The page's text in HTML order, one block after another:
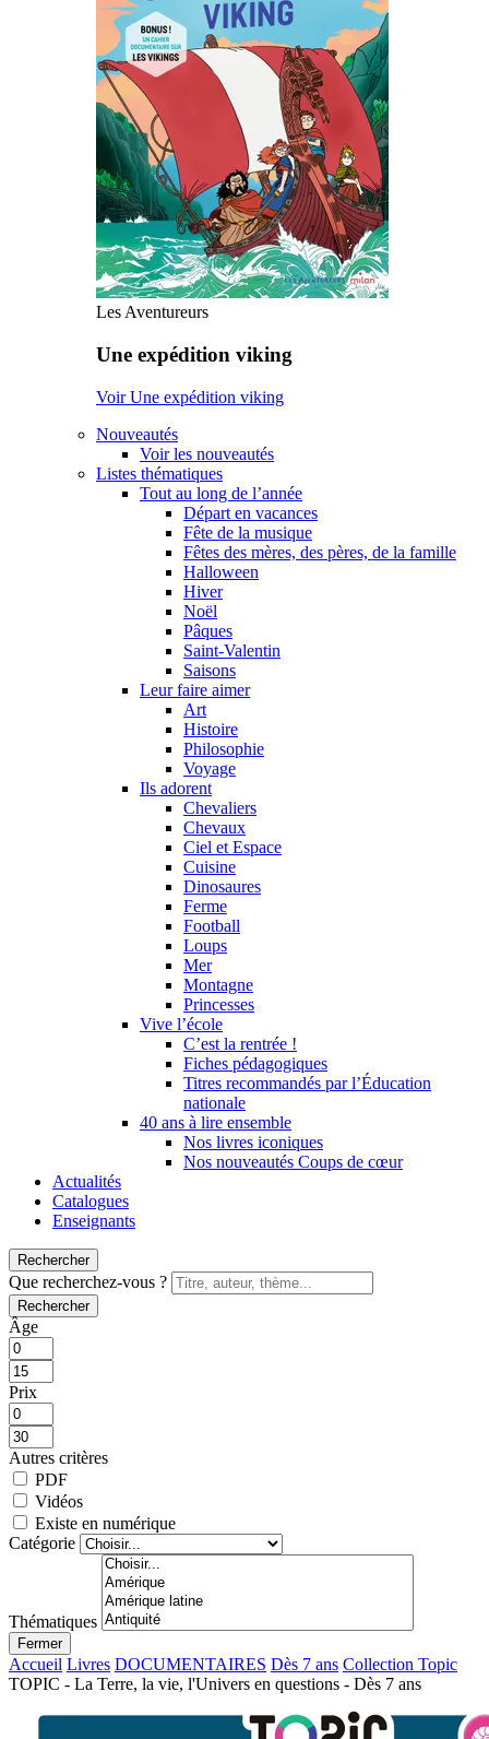
Les Aventureurs
Une expédition viking
Voir Une expédition viking
Nouveautés
Voir les nouveautés
Listes thématiques
Tout au long de l’année
Départ en vacances
Fête de la musique
Fêtes des mères, des pères, de la famille
Halloween
Hiver
Noël
Pâques
Saint-Valentin
Saisons
Leur faire aimer
Art
Histoire
Philosophie
Voyage
Ils adorent
Chevaliers
Chevaux
Ciel et Espace
Cuisine
Dinosaures
Ferme
Football
Loups
Mer
Montagne
Princesses
Vive l’école
C’est la rentrée !
Fiches pédagogiques
Titres recommandés par l’Éducation
nationale
40 ans à lire ensemble
Nos livres iconiques
Nos nouveautés Coups de cœur
Actualités
Catalogues
Enseignants
Rechercher
Que recherchez-vous ?
Rechercher
Âge
Prix
Autres critères
PDF
Vidéos
Existe en numérique
Catégorie
Thématiques
Fermer
Accueil Livres DOCUMENTAIRES Dès 7 ans Collection Topic
TOPIC - La Terre, la vie, l'Univers en questions - Dès 7 ans